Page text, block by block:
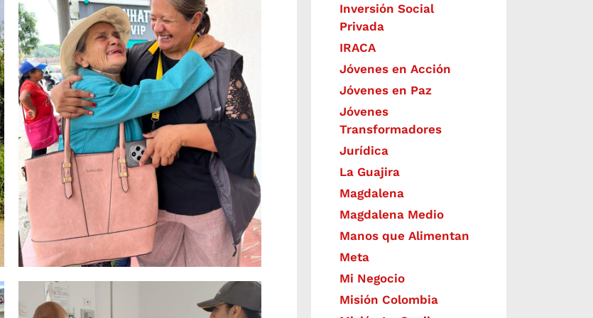
Inversión Social
Privada
IRACA
Jóvenes en Acción
Jóvenes en Paz
Jóvenes
Transformadores
Jurídica
La Guajira
Magdalena
Magdalena Medio
Manos que Alimentan
Meta
Mi Negocio
Misión Colombia